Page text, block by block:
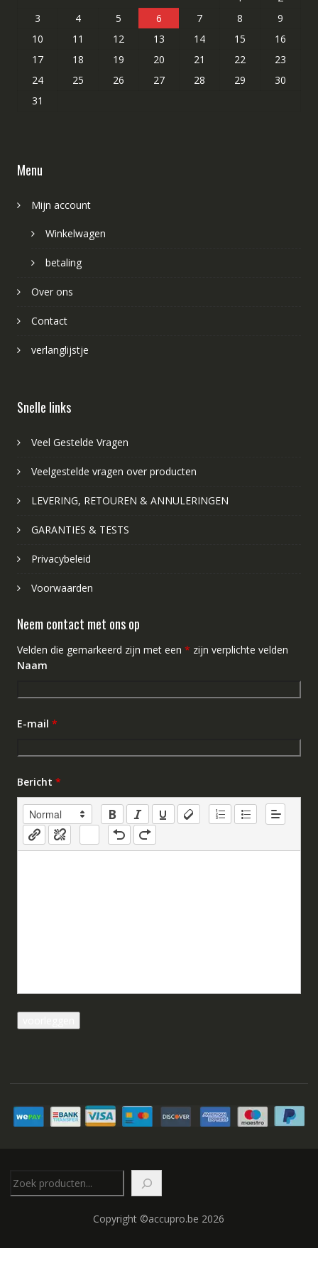
3
4 5 6 7 8
9
10
11 12 13 14 15
16
17
18 19 20 21 22
23
24
25 26 27 28 29
30
31
Menu
Mijn account
Winkelwagen
betaling
Over ons
Contact
verlanglijstje
Snelle links
Veel Gestelde Vragen
Veelgestelde vragen over producten
LEVERING, RETOUREN & ANNULERINGEN
GARANTIES & TESTS
Privacybeleid
Voorwaarden
Neem contact met ons op
Velden die gemarkeerd zijn met een * zijn verplichte velden
Naam
E-mail *
Bericht *
Copyright ©accupro.be 2026